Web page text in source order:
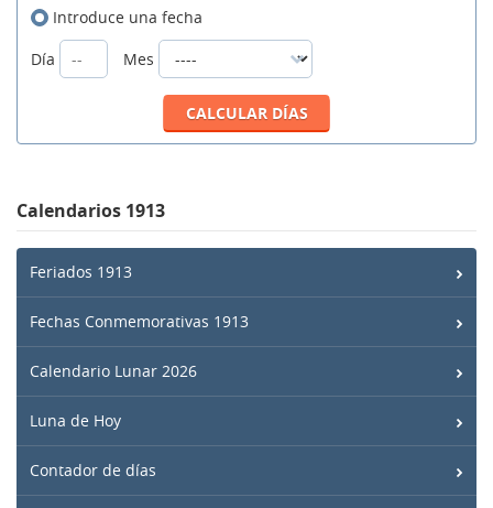
Introduce una fecha
Día
Mes
Calendarios 1913
Feriados 1913
Fechas Conmemorativas 1913
Calendario Lunar 2026
Luna de Hoy
Contador de días